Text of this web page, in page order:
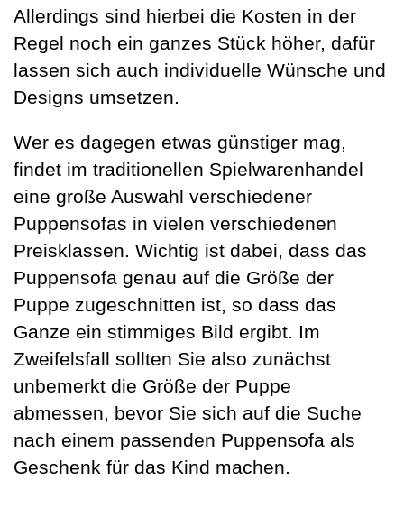
Allerdings sind hierbei die Kosten in der
Regel noch ein ganzes Stück höher, dafür
lassen sich auch individuelle Wünsche und
Designs umsetzen.
Wer es dagegen etwas günstiger mag,
findet im traditionellen Spielwarenhandel
eine große Auswahl verschiedener
Puppensofas in vielen verschiedenen
Preisklassen. Wichtig ist dabei, dass das
Puppensofa genau auf die Größe der
Puppe zugeschnitten ist, so dass das
Ganze ein stimmiges Bild ergibt. Im
Zweifelsfall sollten Sie also zunächst
unbemerkt die Größe der Puppe
abmessen, bevor Sie sich auf die Suche
nach einem passenden Puppensofa als
Geschenk für das Kind machen.